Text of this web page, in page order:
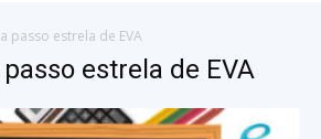
passo estrela de EVA
estrela de EVA